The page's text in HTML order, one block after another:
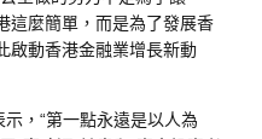
這麼簡單，而是為了發展香
啟動香港金融業增長新動
，“第一點永遠是以人為